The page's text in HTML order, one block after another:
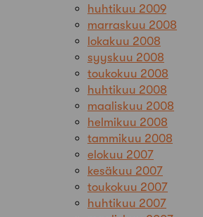
huhtikuu 2009
marraskuu 2008
lokakuu 2008
syyskuu 2008
toukokuu 2008
huhtikuu 2008
maaliskuu 2008
helmikuu 2008
tammikuu 2008
elokuu 2007
kesäkuu 2007
toukokuu 2007
huhtikuu 2007